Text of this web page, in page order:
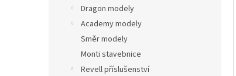
Dragon modely
Academy modely
Směr modely
Monti stavebnice
Revell příslušenství